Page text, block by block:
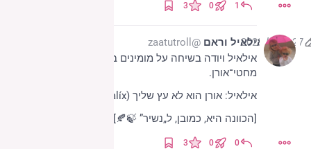
1
0
3
27 באוג׳ 2023 אילאיל וראם @zaatutroll
מחטי־אורן.
אילאיל: אורן הוא לא עץ שליך (šalíx).
[הכוונה היא, כמובן, ל„נשיר” 🍃🍂]
0
0
3